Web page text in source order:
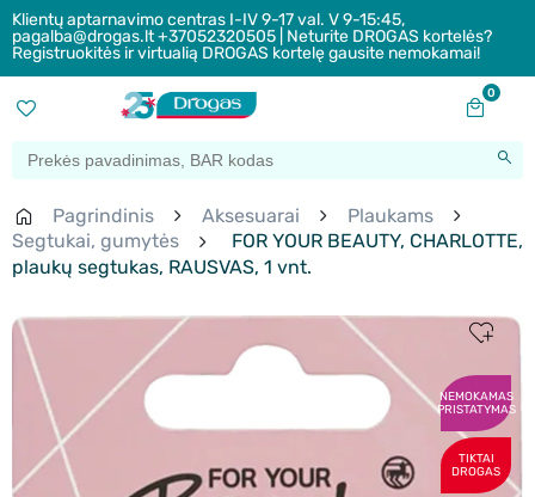
Klientų aptarnavimo centras I-IV 9-17 val. V 9-15:45,
pagalba@drogas.lt +37052320505 | Neturite DROGAS kortelės?
Registruokitės ir virtualią DROGAS kortelę gausite nemokamai!
0
Pagrindinis Aksesuarai
Plaukams
Segtukai, gumytės
FOR YOUR BEAUTY, CHARLOTTE,
plaukų segtukas, RAUSVAS, 1 vnt.
NEMOKAMAS
PRISTATYMAS
TIKTAI
DROGAS